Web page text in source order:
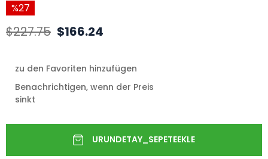
27
$227.75 $166.24
zu den Favoriten hinzufügen
Benachrichtigen, wenn der Preis
sinkt